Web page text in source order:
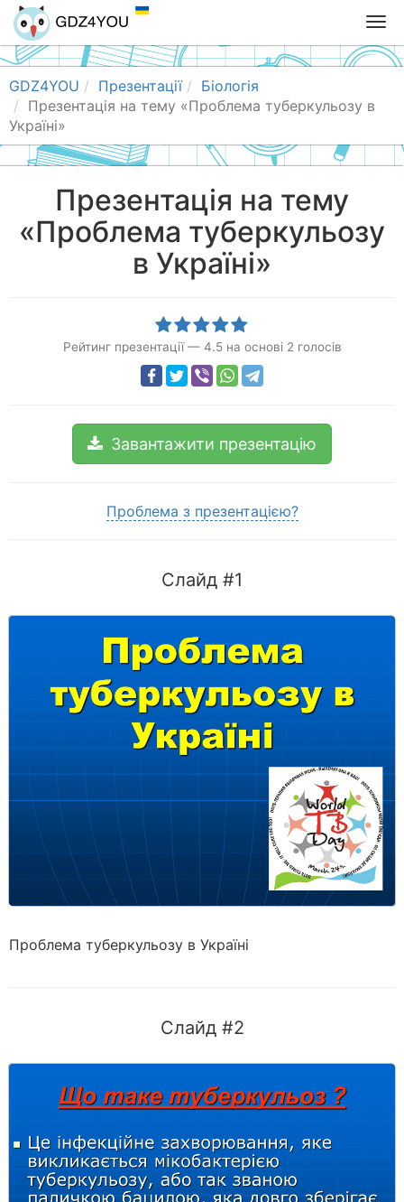
T
o
g
n
a
g
a
GDZ4YOU Презентації
Біологія
Презентація на тему «Проблема туберкульозу в
Україні»
Презентація на тему
«Проблема туберкульозу
в Україні»
Рейтинг презентації — 4.5на основі 2 голосів
Завантажити презентацію
Проблема з презентацією?
Слайд #1
Проблема туберкульозу в Україні
Слайд #2